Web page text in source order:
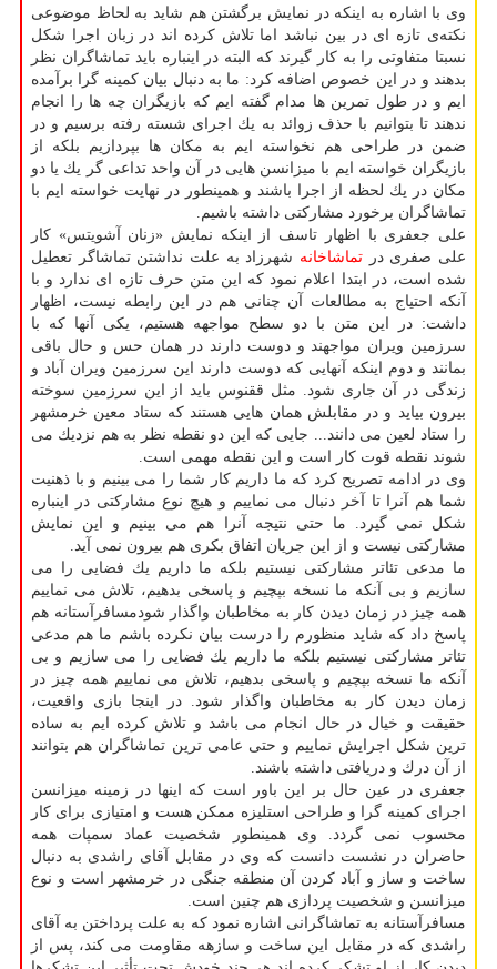
وی با اشاره به اینكه در نمایش برگشتن هم شاید به لحاظ موضوعی
نكته‌ی تازه ای در بین نباشد اما تلاش كرده اند در زبان اجرا شكل
نسبتا متفاوتی را به كار گیرند كه البته در اینباره باید تماشاگران نظر
بدهند و در این خصوص اضافه كرد: ما به دنبال بیان كمینه گرا برآمده
ایم و در طول تمرین ها مدام گفته ایم كه بازیگران چه ها را انجام
ندهند تا بتوانیم با حذف زوائد به یك اجرای شسته رفته برسیم و در
ضمن در طراحی هم نخواسته ایم به مكان ها بپردازیم بلكه از
بازیگران خواسته ایم با میزانسن هایی در آن واحد تداعی گر یك یا دو
مكان در یك لحظه از اجرا باشند و همینطور در نهایت خواسته ایم با
تماشاگران برخورد مشاركتی داشته باشیم.
علی جعفری با اظهار تاسف از اینكه نمایش «زنان آشویتس» كار
علی صفری در تماشاخانه شهرزاد به علت نداشتن تماشاگر تعطیل
شده است، در ابتدا اعلام نمود كه این متن حرف تازه ای ندارد و با
آنكه احتیاج به مطالعات آن چنانی هم در این رابطه نیست، اظهار
داشت: در این متن با دو سطح مواجهه هستیم، یكی آنها كه با
سرزمین ویران مواجهند و دوست دارند در همان حس و حال باقی
بمانند و دوم اینكه آنهایی كه دوست دارند این سرزمین ویران آباد و
زندگی در آن جاری شود. مثل ققنوس باید از این سرزمین سوخته
بیرون بیاید و در مقابلش همان هایی هستند كه ستاد معین خرمشهر
را ستاد لعین می دانند... جایی كه این دو نقطه نظر به هم نزدیك می
شوند نقطه قوت كار است و این نقطه مهمی است.
وی در ادامه تصریح كرد كه ما داریم كار شما را می بینیم و با ذهنیت
شما هم آنرا تا آخر دنبال می نماییم و هیچ نوع مشاركتی در اینباره
شكل نمی گیرد. ما حتی نتیجه آنرا هم می بینیم و این نمایش
مشاركتی نیست و از این جریان اتفاق بكری هم بیرون نمی آید.
ما مدعی تئاتر مشاركتی نیستیم بلكه ما داریم یك فضایی را می
سازیم و بی آنكه ما نسخه بپچیم و پاسخی بدهیم، تلاش می نماییم
همه چیز در زمان دیدن كار به مخاطبان واگذار شودمسافرآستانه هم
پاسخ داد كه شاید منظورم را درست بیان نكرده باشم ما هم مدعی
تئاتر مشاركتی نیستیم بلكه ما داریم یك فضایی را می سازیم و بی
آنكه ما نسخه بپچیم و پاسخی بدهیم، تلاش می نماییم همه چیز در
زمان دیدن كار به مخاطبان واگذار شود. در اینجا بازی واقعیت،
حقیقت و خیال در حال انجام می باشد و تلاش كرده ایم به ساده
ترین شكل اجرایش نماییم و حتی عامی ترین تماشاگران هم بتوانند
از آن درك و دریافتی داشته باشند.
جعفری در عین حال بر این باور است كه اینها در زمینه میزانسن
اجرای كمینه گرا و طراحی استلیزه ممكن هست و امتیازی برای كار
محسوب نمی گردد. وی همینطور شخصیت عماد سمپات همه
حاضران در نشست دانست كه وی در مقابل آقای راشدی به دنبال
ساخت و ساز و آباد كردن آن منطقه جنگی در خرمشهر است و نوع
میزانسن و شخصیت پردازی هم چنین است.
مسافرآستانه به تماشاگرانی اشاره نمود كه به علت پرداختن به آقای
راشدی كه در مقابل این ساخت و سازهه مقاومت می كند، پس از